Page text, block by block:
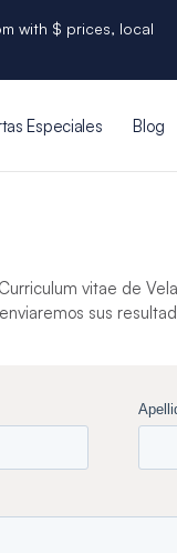
with $ prices, local
Especiales Blog
vitae de
sus